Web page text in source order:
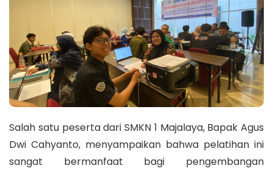
Salah satu peserta dari SMKN 1 Majalaya, Bapak Agus
Dwi Cahyanto, menyampaikan bahwa pelatihan ini
sangat bermanfaat bagi pengembangan